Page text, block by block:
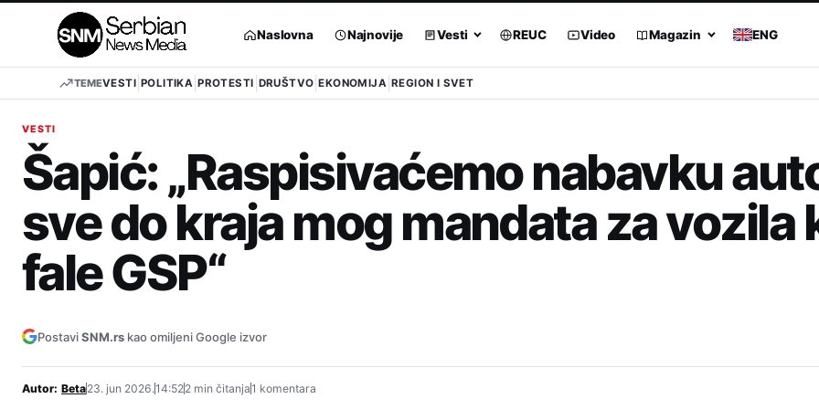
Naslovna Najnovije Vesti REUC Video Magazin ENG
TEMEVESTI POLITIKA PROTESTI DRUŠTVO EKONOMIJA REGION I SVET
VESTI
Šapić: „Raspisivaćemo nabavku
sve do kraja mog mandata za vozila
fale GSP“
PostaviSNM.rs kao omiljeni Google izvor
Autor: Beta23. jun 2026.14:522 min čitanja1 komentara